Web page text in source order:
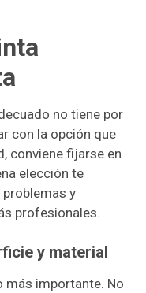
no tiene por
con la opción que
conviene fijarse en
elección te
y
profesionales.
y material
más importante. No